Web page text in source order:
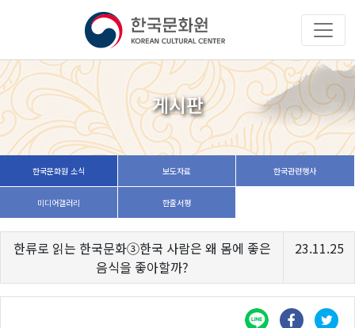
게시판
한국문화원 소식 보도자료 한국관련행사
미디어갤러리 한줄서평
한류로 읽는 한국문화③한국 사람은 왜 몸에 좋은
음식을 좋아할까?
23.11.25